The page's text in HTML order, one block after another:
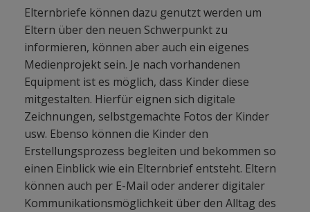
Elternbriefe können dazu genutzt werden um
Eltern über den neuen Schwerpunkt zu
informieren, können aber auch ein eigenes
Medienprojekt sein. Je nach vorhandenen
Equipment ist es möglich, dass Kinder diese
mitgestalten. Hierfür eignen sich digitale
Zeichnungen, selbstgemachte Fotos der Kinder
usw. Ebenso können die Kinder den
Erstellungsprozess begleiten und bekommen so
einen Einblick wie ein Elternbrief entsteht. Eltern
können auch per E-Mail oder anderer digitaler
Kommunikationsmöglichkeit über den Alltag des